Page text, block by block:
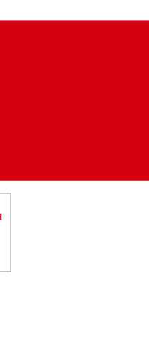
области на сайте